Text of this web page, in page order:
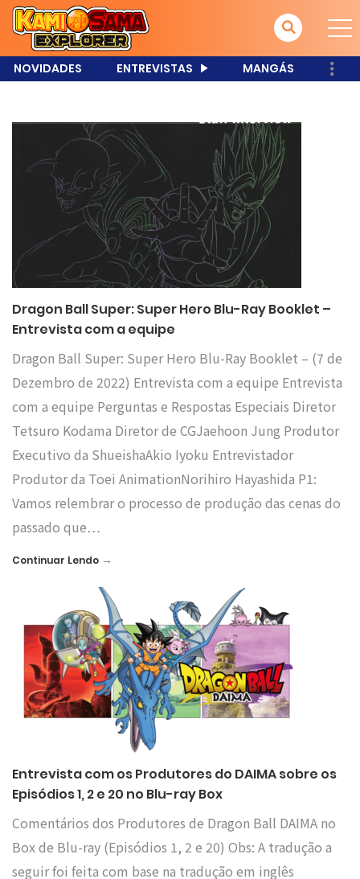
NOVIDADES ENTREVISTAS MANGÁS
Dragon Ball Super: Super Hero Blu-Ray Booklet –
Entrevista com a equipe
Dragon Ball Super: Super Hero Blu-Ray Booklet – (7 de
Dezembro de 2022) Entrevista com a equipe Entrevista
com a equipe Perguntas e Respostas Especiais Diretor
Tetsuro Kodama Diretor de CGJaehoon Jung Produtor
Executivo da ShueishaAkio Iyoku Entrevistador
Produtor da Toei AnimationNorihiro Hayashida P1:
Vamos relembrar o processo de produção das cenas do
passado que…
Continuar Lendo →
Entrevista com os Produtores do DAIMA sobre os
Episódios 1, 2 e 20 no Blu-ray Box
Comentários dos Produtores de Dragon Ball DAIMA no
Box de Blu-ray (Episódios 1, 2 e 20) Obs: A tradução a
seguir foi feita com base na tradução em inglês